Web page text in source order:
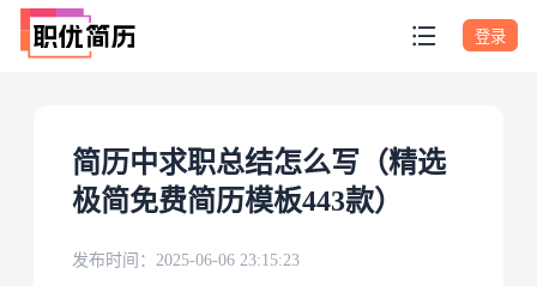
登录
简历中求职总结怎么写（精选
极简免费简历模板443款）
发布时间： 2025-06-06 23:15:23